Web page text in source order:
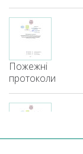
Пожежні
протоколи